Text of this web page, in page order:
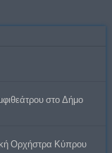
στο Δήμο
Ορχήστρα Κύπρου